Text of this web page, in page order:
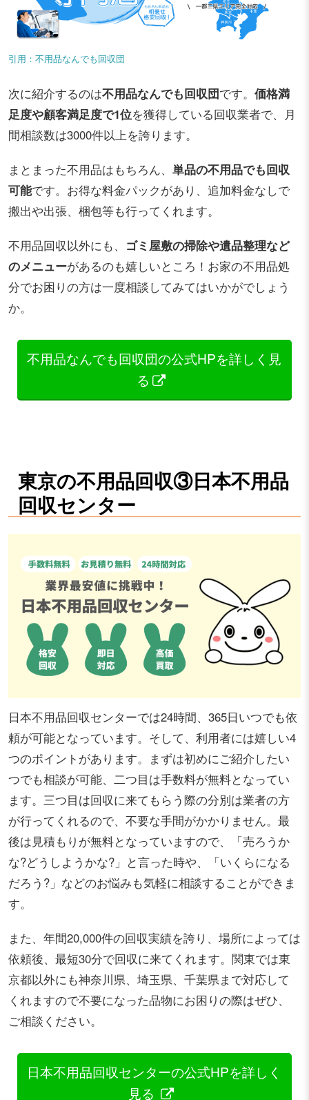
引用：不用品なんでも回収団
次に紹介するのは不用品なんでも回収団です。 価格満
足度や顧客満足度で1位を獲得している回収業者で、月
間相談数は3000件以上を誇ります。
まとまった不用品はもちろん、 単品の不用品でも回収
可能です。お得な料金パックがあり、追加料金なしで
搬出や出張、梱包等も行ってくれます。
不用品回収以外にも、 ゴミ屋敷の掃除や遺品整理など
のメニューがあるのも嬉しいところ！お家の不用品処
分でお困りの方は一度相談してみてはいかがでしょう
か。
不用品なんでも回収団の公式HPを詳しく見
る
東京の不用品回収③日本不用品
回収センター
日本不用品回収センターでは24時間、365日いつでも依
頼が可能となっています。そして、利用者には嬉しい4
つのポイントがあります。まずは初めにご紹介したい
つでも相談が可能、二つ目は手数料が無料となってい
ます。三つ目は回収に来てもらう際の分別は業者の方
が行ってくれるので、不要な手間がかかりません。最
後は見積もりが無料となっていますので、「売ろうか
な?どうしようかな?」と言った時や、「いくらになる
だろう?」などのお悩みも気軽に相談することができま
す。
また、年間20,000件の回収実績を誇り、場所によっては
依頼後、最短30分で回収に来てくれます。関東では東
京都以外にも神奈川県、埼玉県、千葉県まで対応して
くれますので不要になった品物にお困りの際はぜひ、
ご相談ください。
日本不用品回収センターの公式HPを詳しく
見る